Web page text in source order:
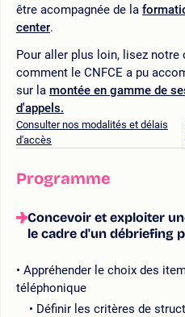
être acompagnée de la
center.
Pour aller plus loin, lisez
comment le CNFCE a pu
sur la montée en gamme de
d'appels.
Consulter nos modalités et délais
d'accès
Programme
Concevoir et exploiter
le cadre d'un débriefing
Appréhender le choix des
téléphonique
Définir les critères de